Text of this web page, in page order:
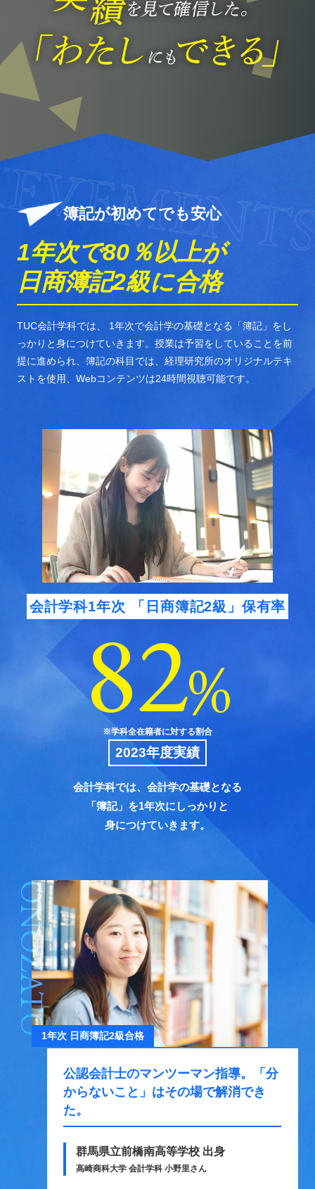
簿記が初めてでも安心
1年次で80％以上が
日商簿記2級に合格
TUC会計学科では、 1年次で会計学の基礎となる「簿記」をし
っかりと身につけていきます。授業は予習をしていることを前
提に進められ、簿記の科目では、経理研究所のオリジナルテキ
ストを使用、Webコンテンツは24時間視聴可能です。
会計学科1年次 「日商簿記2級」保有率
82%
※学科全在籍者に対する割合
2023年度実績
会計学科では、会計学の基礎となる
「簿記」を1年次にしっかりと
身につけていきます。
1年次 日商簿記2級合格
ONOZATO
公認会計士のマンツーマン指導。
「分
からないこと」はその場で解消でき
た。
群馬県立前橋南高等学校 出身
高崎商科大学 会計学科 小野里さん